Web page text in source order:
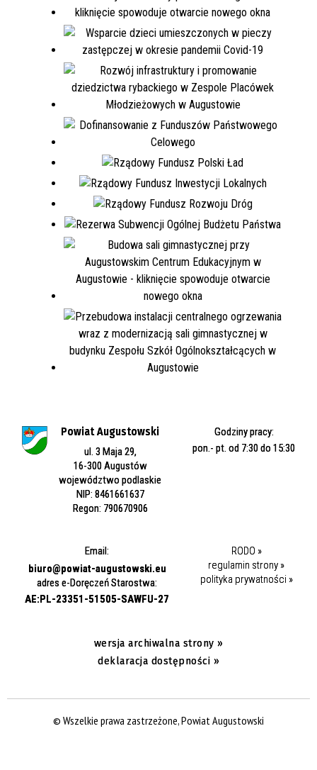
Powiat Augustowski
ul. 3 Maja 29,
16-300 Augustów
województwo podlaskie
NIP: 8461661637
Regon: 790670906
Godziny pracy:
pon.- pt. od 7:30 do 15:30
Email:
biuro@powiat-augustowski.eu
adres e-Doręczeń Starostwa:
AE:PL-23351-51505-SAWFU-27
RODO »
regulamin strony »
polityka prywatności »
wersja archiwalna strony »
deklaracja dostępności »
© Wszelkie prawa zastrzeżone, Powiat Augustowski